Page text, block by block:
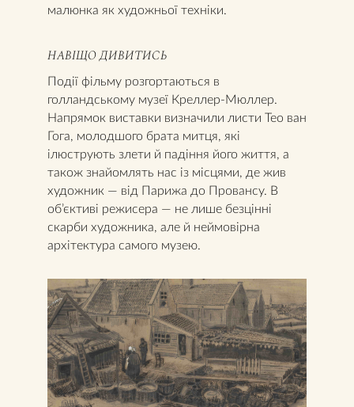
малюнка як художньої техніки.
НАВІЩО ДИВИТИСЬ
Події фільму розгортаються в
голландському музеї Креллер-Мюллер.
Напрямок виставки визначили листи Тео ван
Гога, молодшого брата митця, які
ілюструють злети й падіння його життя, а
також знайомлять нас із місцями, де жив
художник — від Парижа до Провансу. В
об’єктиві режисера — не лише безцінні
скарби художника, але й неймовірна
архітектура самого музею.